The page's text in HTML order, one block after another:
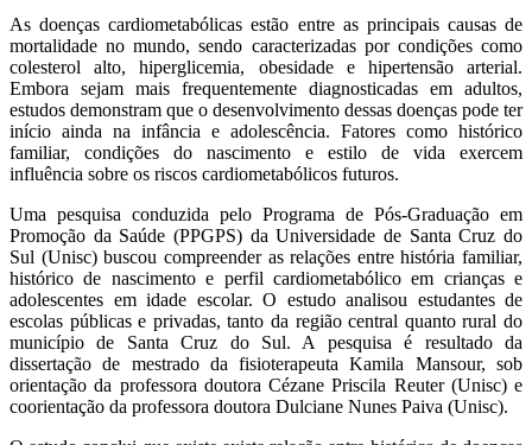
As doenças cardiometabólicas estão entre as principais causas de
mortalidade no mundo, sendo caracterizadas por condições como
colesterol alto, hiperglicemia, obesidade e hipertensão arterial.
Embora sejam mais frequentemente diagnosticadas em adultos,
estudos demonstram que o desenvolvimento dessas doenças pode ter
início ainda na infância e adolescência. Fatores como histórico
familiar, condições do nascimento e estilo de vida exercem
influência sobre os riscos cardiometabólicos futuros.
Uma pesquisa conduzida pelo Programa de Pós-Graduação em
Promoção da Saúde (PPGPS) da Universidade de Santa Cruz do
Sul (Unisc) buscou compreender as relações entre história familiar,
histórico de nascimento e perfil cardiometabólico em crianças e
adolescentes em idade escolar. O estudo analisou estudantes de
escolas públicas e privadas, tanto da região central quanto rural do
município de Santa Cruz do Sul. A pesquisa é resultado da
dissertação de mestrado da fisioterapeuta Kamila Mansour, sob
orientação da professora doutora Cézane Priscila Reuter (Unisc) e
coorientação da professora doutora Dulciane Nunes Paiva (Unisc).